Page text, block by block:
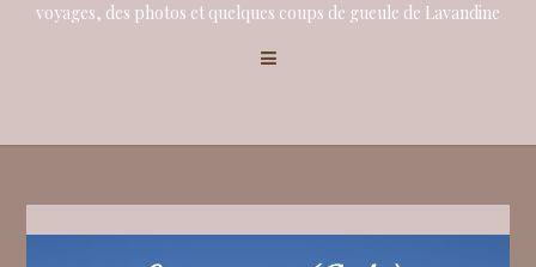
voyages, des photos et quelques coups de gueule de Lavandine